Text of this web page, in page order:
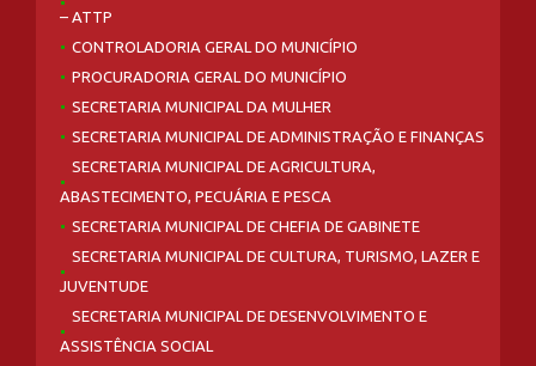
– ATTP
CONTROLADORIA GERAL DO MUNICÍPIO
PROCURADORIA GERAL DO MUNICÍPIO
SECRETARIA MUNICIPAL DA MULHER
SECRETARIA MUNICIPAL DE ADMINISTRAÇÃO E FINANÇAS
SECRETARIA MUNICIPAL DE AGRICULTURA,
ABASTECIMENTO, PECUÁRIA E PESCA
SECRETARIA MUNICIPAL DE CHEFIA DE GABINETE
SECRETARIA MUNICIPAL DE CULTURA, TURISMO, LAZER E
JUVENTUDE
SECRETARIA MUNICIPAL DE DESENVOLVIMENTO E
ASSISTÊNCIA SOCIAL